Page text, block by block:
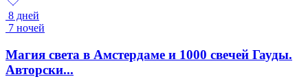
8 дней
7 ночей
Магия света в Амстердаме и 1000 свечей Гауды.
Авторски...